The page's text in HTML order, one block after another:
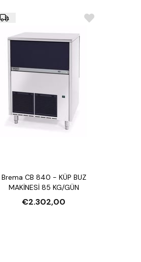
Brema CB 840 - KÜP BUZ
MAKİNESİ 85 KG/GÜN
€2.302,00